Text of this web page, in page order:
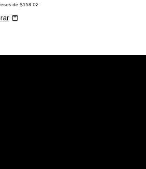
de $158.02